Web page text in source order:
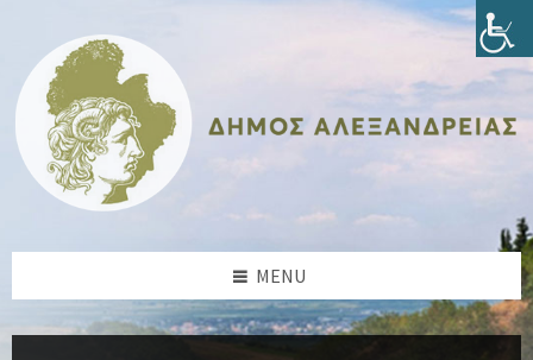
content
sidebar
sidebar
footer
MENU